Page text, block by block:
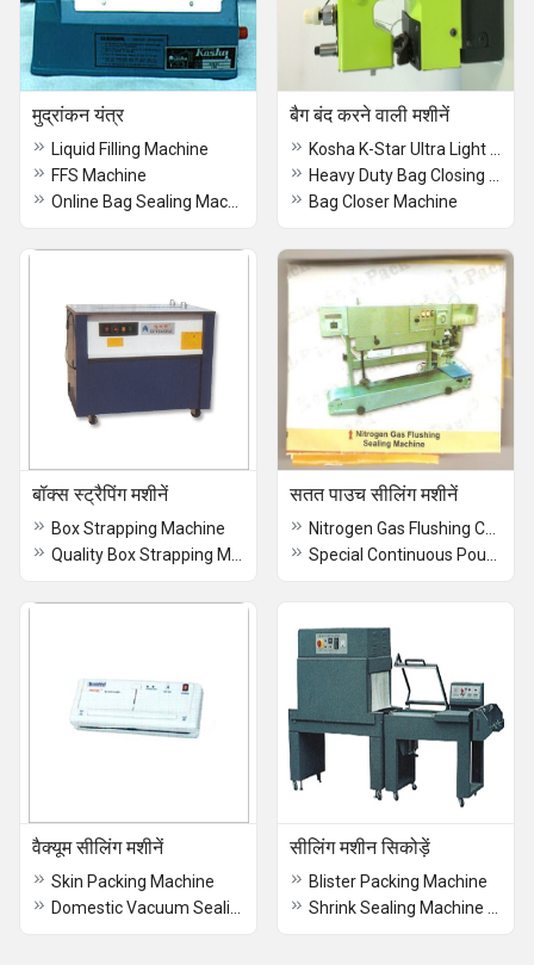
मुद्रांकन यंत्र
Liquid Filling Machine
FFS Machine
बैग बंद करने वाली मशीनें
Bag Closer Machine
बॉक्स स्ट्रैपिंग मशीनें
Box Strapping Machine
सतत पाउच सीलिंग मशीनें
वैक्यूम सीलिंग मशीनें
Skin Packing Machine
सीलिंग मशीन सिकोड़ें
Blister Packing Machine